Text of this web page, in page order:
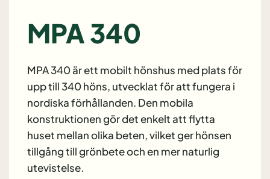
MPA 340
MPA 340 är ett mobilt hönshus med plats för
upp till 340 höns, utvecklat för att fungera i
nordiska förhållanden. Den mobila
konstruktionen gör det enkelt att flytta
huset mellan olika beten, vilket ger hönsen
tillgång till grönbete och en mer naturlig
utevistelse.